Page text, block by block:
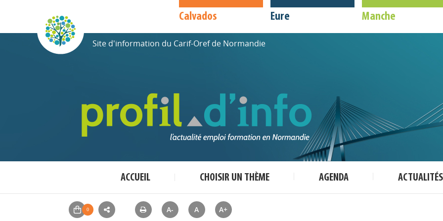
Calvados Eure Manche
Site d'information du Carif-Oref de Normandie
ACCUEIL CHOISIR UN THÈME AGENDA ACTUALITÉS
A- A A+